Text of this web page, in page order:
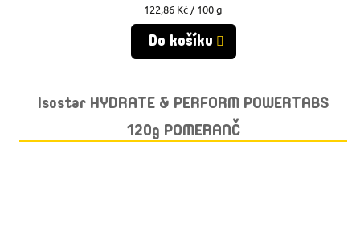
Měrná
cena:
122,86 Kč / 100 g
Do košíku
Isostar HYDRATE & PERFORM POWERTABS
120g POMERANČ